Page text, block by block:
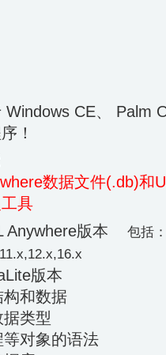
CE、 Palm
！
数据文件(.db)和
具
Anywhere版本 包括
,16.x
版本
和数据
类型
对象的语法